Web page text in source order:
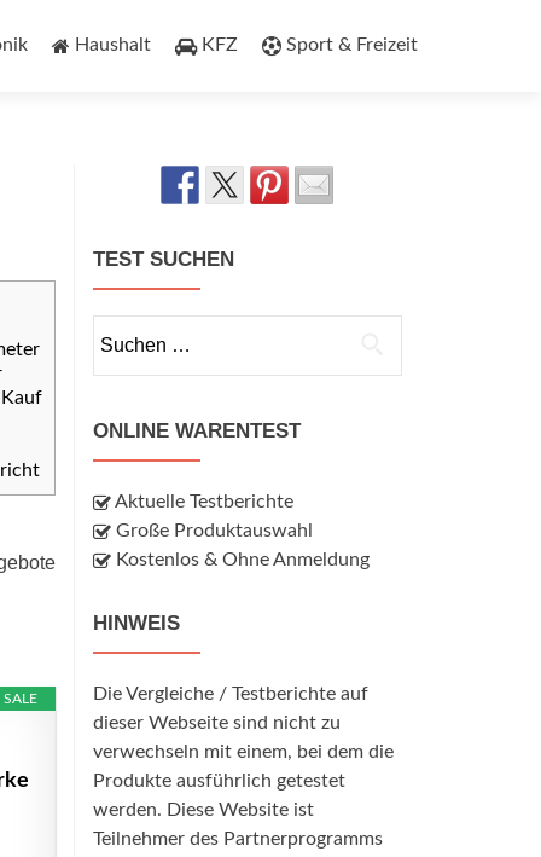
Haushalt KFZ Sport & Freizeit
SALE
TEST SUCHEN
nach:
ONLINE WARENTEST
Aktuelle Testberichte
Große Produktauswahl
Kostenlos & Ohne Anmeldung
HINWEIS
Die Vergleiche / Testberichte auf
dieser Webseite sind nicht zu
verwechseln mit einem, bei dem die
Produkte ausführlich getestet
werden. Diese Website ist
Teilnehmer des Partnerprogramms